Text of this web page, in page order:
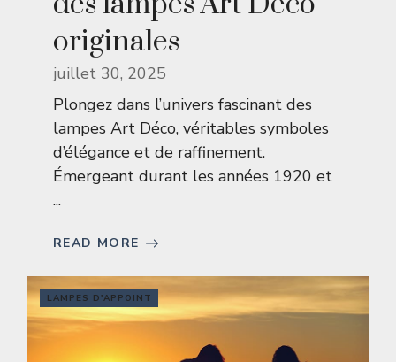
originales
juillet 30, 2025
Plongez dans l’univers fascinant des
lampes Art Déco, véritables symboles
d’élégance et de raffinement.
Émergeant durant les années 1920 et
...
READ MORE
LAMPES D'APPOINT